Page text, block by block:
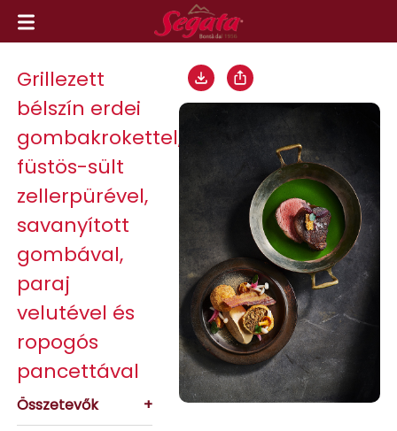
Grillezett
bélszín erdei
gombakrokettel,
füstös-sült
zellerpürével,
savanyított
gombával,
paraj
velutével és
ropogós
pancettával
Összetevők
+